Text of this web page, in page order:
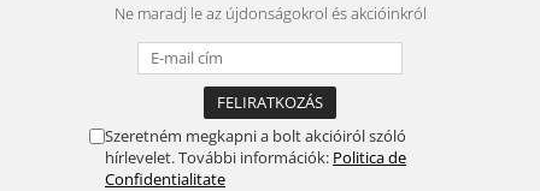
Ne maradj le az újdonságokrol és akcióinkról
Szeretném megkapni a bolt akcióiról szóló
hírlevelet. További információk: Politica de
Confidentialitate